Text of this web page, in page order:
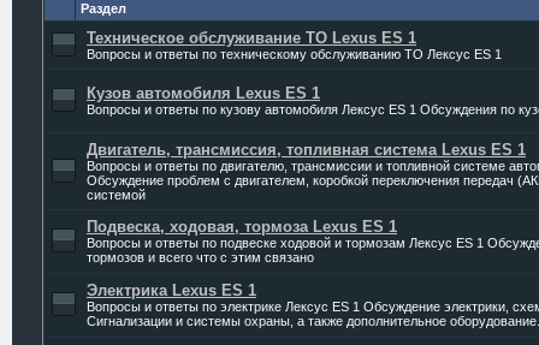
Раздел
Техническое обслуживание ТО Lexus ES 1
Вопросы и ответы по техническому обслуживанию ТО Лексус ES 1
Кузов автомобиля Lexus ES 1
Вопросы и ответы по кузову автомобиля Лексус ES 1 Обсуждения по
Двигатель, трансмиссия, топливная система Lexus ES 1
Вопросы и ответы по двигателю, трансмиссии и топливной системе
Обсуждение проблем с двигателем, коробкой переключения передач
системой
Подвеска, ходовая, тормоза Lexus ES 1
Вопросы и ответы по подвеске ходовой и тормозам Лексус ES 1
тормозов и всего что с этим связано
Электрика Lexus ES 1
Вопросы и ответы по электрике Лексус ES 1 Обсуждение электрики,
Сигнализации и системы охраны, а также дополнительное оборудование.